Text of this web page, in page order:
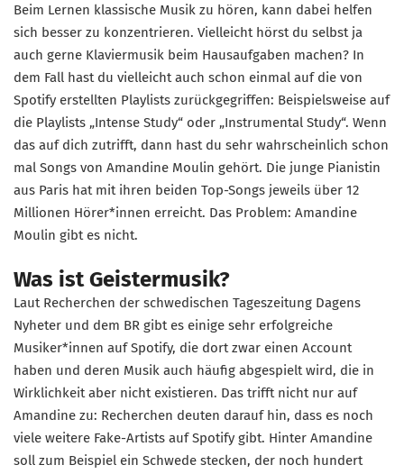
Beim Lernen klassische Musik zu hören, kann dabei helfen
sich besser zu konzentrieren. Vielleicht hörst du selbst ja
auch gerne Klaviermusik beim Hausaufgaben machen? In
dem Fall hast du vielleicht auch schon einmal auf die von
Spotify erstellten Playlists zurückgegriffen: Beispielsweise auf
die Playlists „Intense Study“ oder „Instrumental Study“. Wenn
das auf dich zutrifft, dann hast du sehr wahrscheinlich schon
mal Songs von Amandine Moulin gehört. Die junge Pianistin
aus Paris hat mit ihren beiden Top-Songs jeweils über 12
Millionen Hörer*innen erreicht. Das Problem: Amandine
Moulin gibt es nicht.
Was ist Geistermusik?
Laut Recherchen der schwedischen Tageszeitung Dagens
Nyheter und dem BR gibt es einige sehr erfolgreiche
Musiker*innen auf Spotify, die dort zwar einen Account
haben und deren Musik auch häufig abgespielt wird, die in
Wirklichkeit aber nicht existieren. Das trifft nicht nur auf
Amandine zu: Recherchen deuten darauf hin, dass es noch
viele weitere Fake-Artists auf Spotify gibt. Hinter Amandine
soll zum Beispiel ein Schwede stecken, der noch hundert